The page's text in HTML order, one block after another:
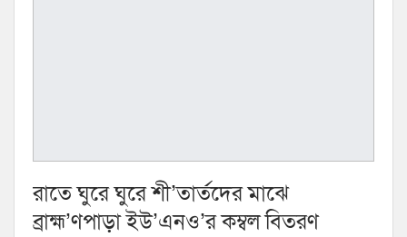
রাতে ঘুরে ঘুরে শী’তার্তদের মাঝে
ব্রাহ্ম’ণপাড়া ইউ’এনও’র কম্বল বিতরণ